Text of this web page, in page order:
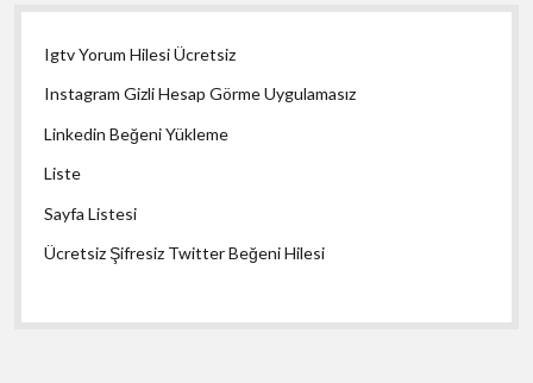
Igtv Yorum Hilesi Ücretsiz
Instagram Gizli Hesap Görme Uygulamasız
Linkedin Beğeni Yükleme
Liste
Sayfa Listesi
Ücretsiz Şifresiz Twitter Beğeni Hilesi